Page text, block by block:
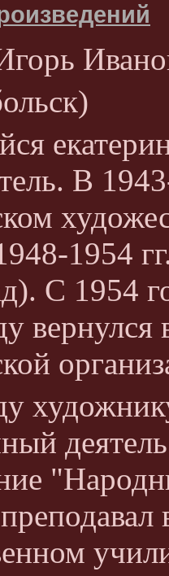
В
1954
С 1954
вернулся